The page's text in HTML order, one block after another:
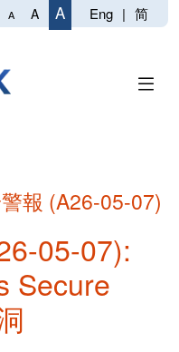
A A A Eng | 简
報 (A26-05-07)
05-07):
Secure